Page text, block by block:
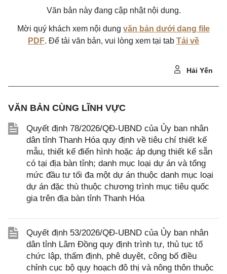
Văn bản này đang cập nhật nội dung.
Mời quý khách xem nội dung văn bản dưới dạng file
PDF. Để tải văn bản, vui lòng xem tại tab Tải về
Hải Yến
VĂN BẢN CÙNG LĨNH VỰC
Quyết định 78/2026/QĐ-UBND của Ủy ban nhân
dân tỉnh Thanh Hóa quy định về tiêu chí thiết kế
mẫu, thiết kế điển hình hoặc áp dụng thiết kế sẵn
có tại địa bàn tỉnh; danh mục loại dự án và tổng
mức đầu tư tối đa một dự án thuộc danh mục loại
dự án đặc thù thuộc chương trình mục tiêu quốc
gia trên địa bàn tỉnh Thanh Hóa
Quyết định 53/2026/QĐ-UBND của Ủy ban nhân
dân tỉnh Lâm Đồng quy định trình tự, thủ tục tổ
chức lập, thẩm định, phê duyệt, công bố điều
chỉnh cục bộ quy hoạch đô thị và nông thôn thuộc